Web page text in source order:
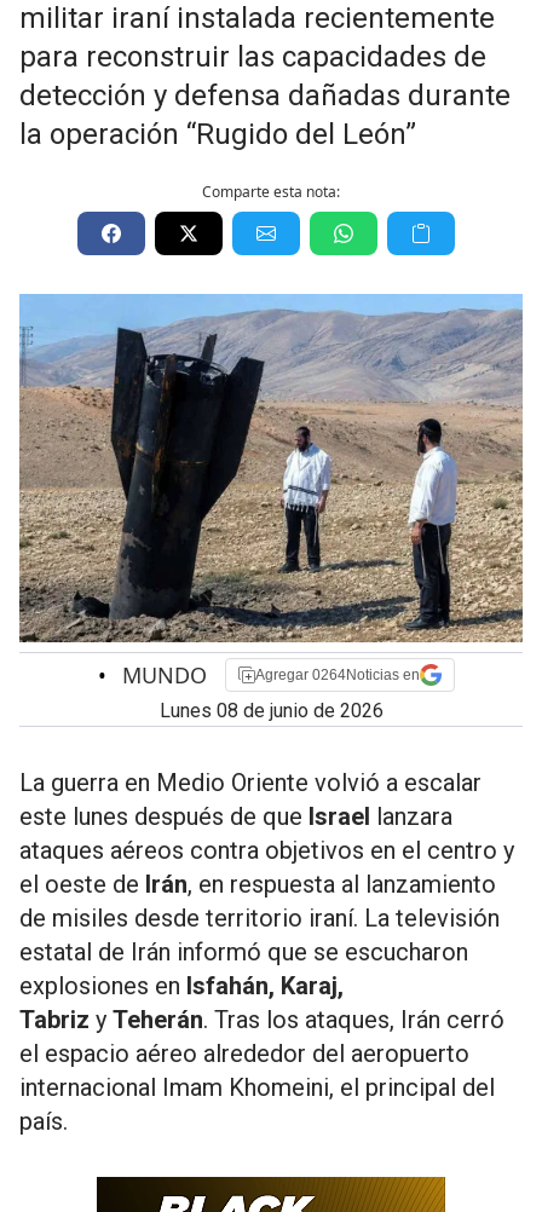
militar iraní instalada recientemente
para reconstruir las capacidades de
detección y defensa dañadas durante
la operación “Rugido del León”
Comparte esta nota:
• MUNDO Agregar 0264Noticias en
lunes 08 de junio de 2026
La guerra en Medio Oriente volvió a escalar
este lunes después de que Israel lanzara
ataques aéreos contra objetivos en el centro y
el oeste de Irán, en respuesta al lanzamiento
de misiles desde territorio iraní. La televisión
estatal de Irán informó que se escucharon
explosiones en Isfahán, Karaj,
Tabriz y Teherán. Tras los ataques, Irán cerró
el espacio aéreo alrededor del aeropuerto
internacional Imam Khomeini, el principal del
país.